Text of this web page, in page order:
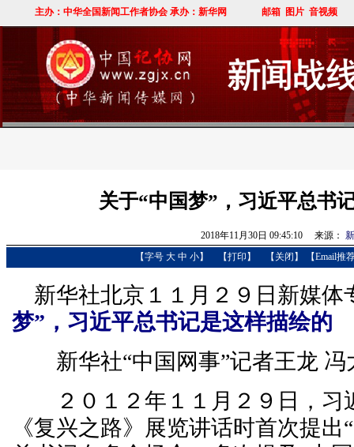
关于“中国梦”，习近平总书
2018年11月30日 09:45:10 来源：
【字号 大 中 小】 【打印 】 【 关闭 】 【Email推
新华社北京１１月２９日新媒体
梦”，习近平总书记是这样描绘的
新华社“中国网事”记者王龙 冯
２０１２年１１月２９日，习
《复兴之路》展览讲话时首次提